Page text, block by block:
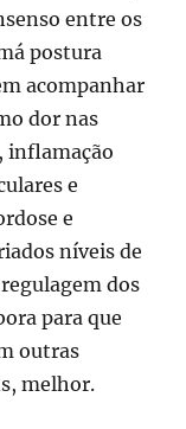
entre os
postura
acompanhar
dor nas
inflamação
e
e
níveis de
dos
para que
outras
melhor.